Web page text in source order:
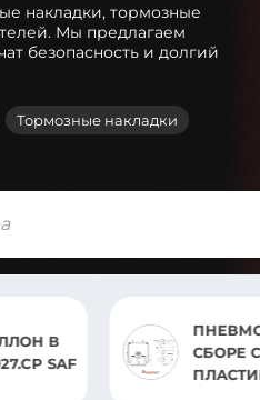
накладки, тормозные
Мы предлагаем
безопасность и долгий
Тормозные накладки
В
2927.CP SAF
СБОРЕ С